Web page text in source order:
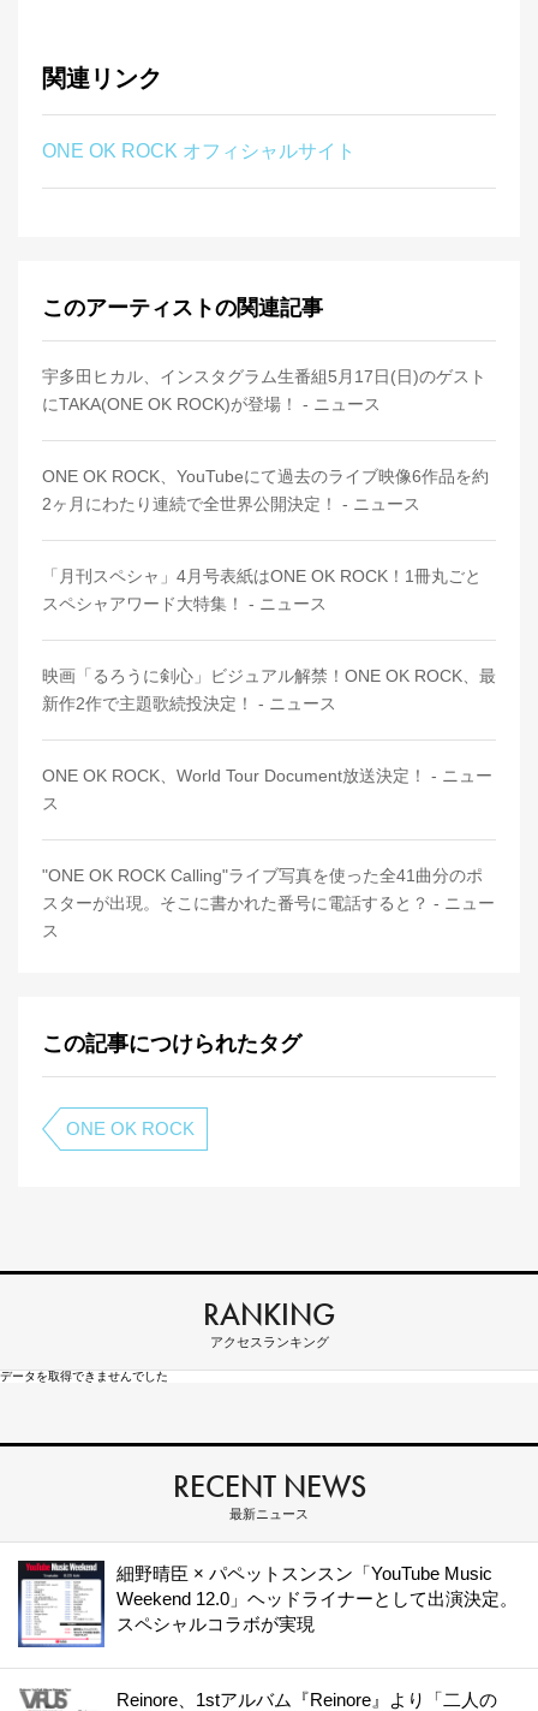
関連リンク
ONE OK ROCK オフィシャルサイト
このアーティストの関連記事
宇多田ヒカル、インスタグラム生番組5月17日(日)のゲスト
にTAKA(ONE OK ROCK)が登場！ - ニュース
ONE OK ROCK、YouTubeにて過去のライブ映像6作品を約
2ヶ月にわたり連続で全世界公開決定！ - ニュース
「月刊スペシャ」4月号表紙はONE OK ROCK！1冊丸ごと
スペシャアワード大特集！ - ニュース
映画「るろうに剣心」ビジュアル解禁！ONE OK ROCK、最
新作2作で主題歌続投決定！ - ニュース
ONE OK ROCK、World Tour Document放送決定！ - ニュー
ス
"ONE OK ROCK Calling"ライブ写真を使った全41曲分のポ
スターが出現。そこに書かれた番号に電話すると？ - ニュー
ス
この記事につけられたタグ
ONE OK ROCK
RANKING
アクセスランキング
データを取得できませんでした
RECENT NEWS
最新ニュース
細野晴臣 × パペットスンスン「YouTube Music
Weekend 12.0」ヘッドライナーとして出演決定。
スペシャルコラボが実現
Reinore、1stアルバム『Reinore』より「二人の